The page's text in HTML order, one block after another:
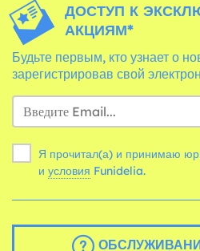
ДОСТУП К
АКЦИЯМ*
Будьте первым, кто узнает о
зарегистрировав свой
Я прочитал(а) и принимаю
и условия Funidelia.